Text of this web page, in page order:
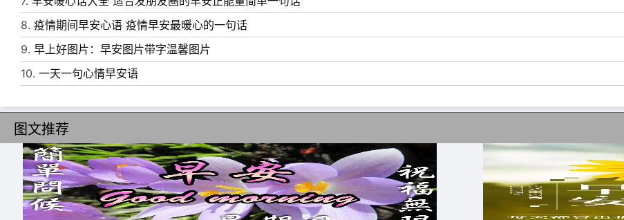
8. 疫情期间早安心语 疫情早安最暖心的一句话
9. 早上好图片：早安图片带字温馨图片
10. 一天一句心情早安语
图文推荐